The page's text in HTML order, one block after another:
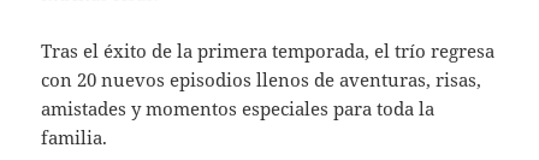
Tras el éxito de la primera temporada, el trío regresa
con 20 nuevos episodios llenos de aventuras, risas,
amistades y momentos especiales para toda la
familia.